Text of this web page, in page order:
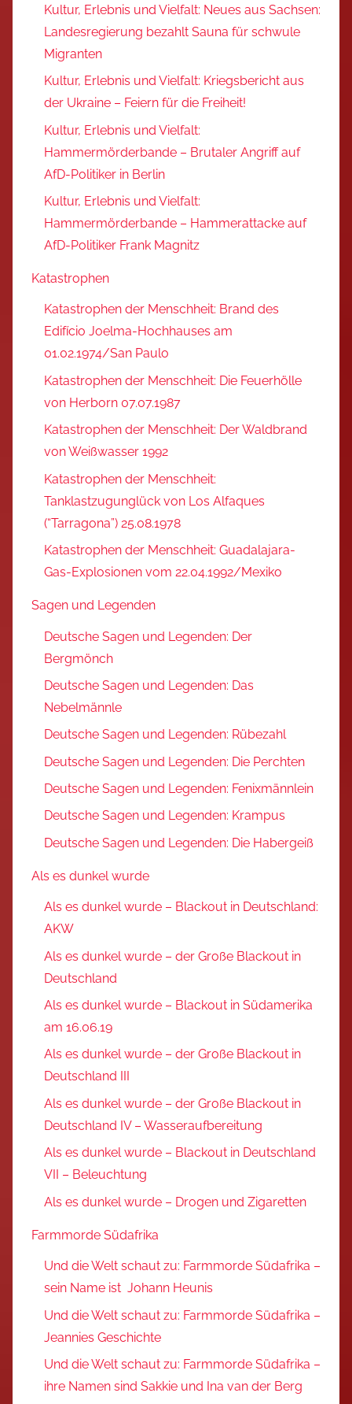
Kultur, Erlebnis und Vielfalt: Neues aus Sachsen:
Landesregierung bezahlt Sauna für schwule
Migranten
Kultur, Erlebnis und Vielfalt: Kriegsbericht aus
der Ukraine – Feiern für die Freiheit!
Kultur, Erlebnis und Vielfalt:
Hammermörderbande – Brutaler Angriff auf
AfD-Politiker in Berlin
Kultur, Erlebnis und Vielfalt:
Hammermörderbande – Hammerattacke auf
AfD-Politiker Frank Magnitz
Katastrophen
Katastrophen der Menschheit: Brand des
Edifício Joelma-Hochhauses am
01.02.1974/San Paulo
Katastrophen der Menschheit: Die Feuerhölle
von Herborn 07.07.1987
Katastrophen der Menschheit: Der Waldbrand
von Weißwasser 1992
Katastrophen der Menschheit:
Tanklastzugunglück von Los Alfaques
(“Tarragona”) 25.08.1978
Katastrophen der Menschheit: Guadalajara-
Gas-Explosionen vom 22.04.1992/Mexiko
Sagen und Legenden
Deutsche Sagen und Legenden: Der
Bergmönch
Deutsche Sagen und Legenden: Das
Nebelmännle
Deutsche Sagen und Legenden: Rübezahl
Deutsche Sagen und Legenden: Die Perchten
Deutsche Sagen und Legenden: Fenixmännlein
Deutsche Sagen und Legenden: Krampus
Deutsche Sagen und Legenden: Die Habergeiß
Als es dunkel wurde
Als es dunkel wurde – Blackout in Deutschland:
AKW
Als es dunkel wurde – der Große Blackout in
Deutschland
Als es dunkel wurde – Blackout in Südamerika
am 16.06.19
Als es dunkel wurde – der Große Blackout in
Deutschland III
Als es dunkel wurde – der Große Blackout in
Deutschland IV – Wasseraufbereitung
Als es dunkel wurde – Blackout in Deutschland
VII – Beleuchtung
Als es dunkel wurde – Drogen und Zigaretten
Farmmorde Südafrika
Und die Welt schaut zu: Farmmorde Südafrika –
sein Name ist Johann Heunis
Und die Welt schaut zu: Farmmorde Südafrika –
Jeannies Geschichte
Und die Welt schaut zu: Farmmorde Südafrika –
ihre Namen sind Sakkie und Ina van der Berg